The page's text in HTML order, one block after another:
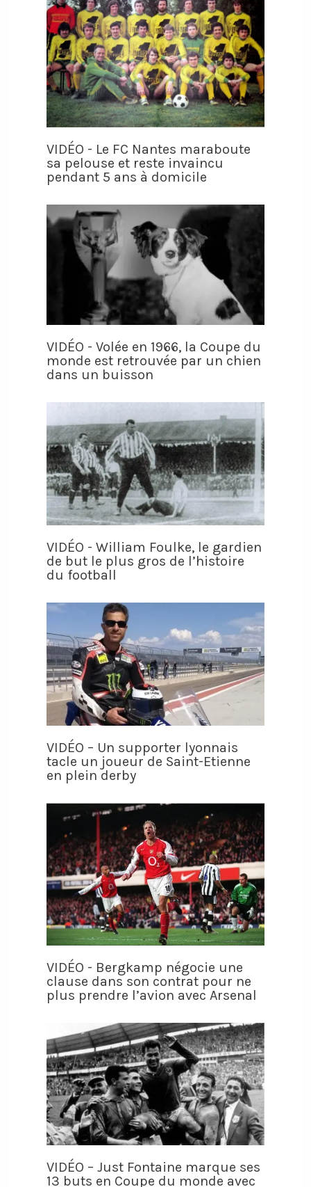
VIDÉO - Le FC Nantes maraboute
sa pelouse et reste invaincu
pendant 5 ans à domicile
VIDÉO - Volée en 1966, la Coupe du
monde est retrouvée par un chien
dans un buisson
VIDÉO - William Foulke, le gardien
de but le plus gros de l’histoire
du football
VIDÉO – Un supporter lyonnais
tacle un joueur de Saint-Etienne
en plein derby
VIDÉO - Bergkamp négocie une
clause dans son contrat pour ne
plus prendre l’avion avec Arsenal
VIDÉO – Just Fontaine marque ses
13 buts en Coupe du monde avec